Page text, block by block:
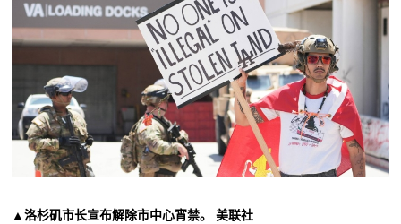
▲洛杉矶市长宣布解除市中心宵禁。 美联社